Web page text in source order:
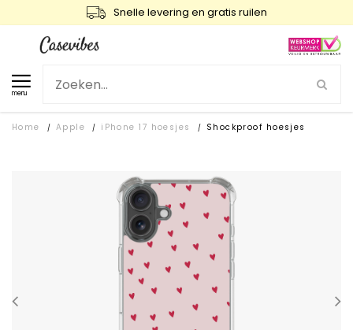
Snelle levering en gratis ruilen
menu
Home / Apple / iPhone 17 hoesjes / Shockproof hoesjes